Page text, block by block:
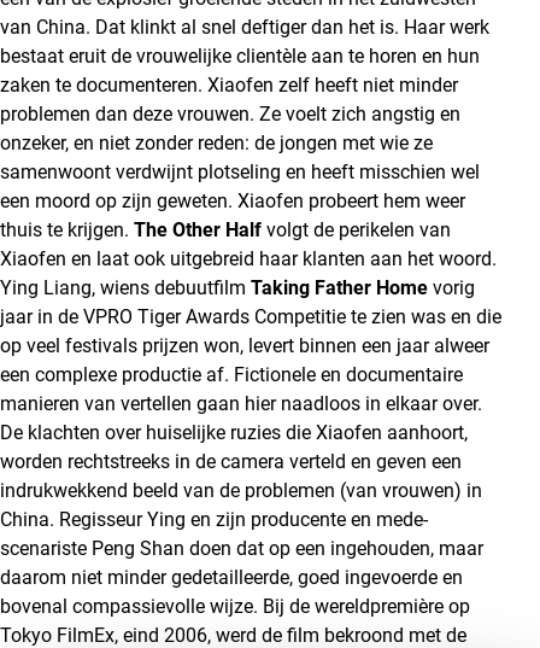
van China. Dat klinkt al snel deftiger dan het is. Haar werk
bestaat eruit de vrouwelijke clientèle aan te horen en hun
zaken te documenteren. Xiaofen zelf heeft niet minder
problemen dan deze vrouwen. Ze voelt zich angstig en
onzeker, en niet zonder reden: de jongen met wie ze
samenwoont verdwijnt plotseling en heeft misschien wel
een moord op zijn geweten. Xiaofen probeert hem weer
thuis te krijgen. The Other Half volgt de perikelen van
Xiaofen en laat ook uitgebreid haar klanten aan het woord.
Ying Liang, wiens debuutfilm Taking Father Home vorig
jaar in de VPRO Tiger Awards Competitie te zien was en die
op veel festivals prijzen won, levert binnen een jaar alweer
een complexe productie af. Fictionele en documentaire
manieren van vertellen gaan hier naadloos in elkaar over.
De klachten over huiselijke ruzies die Xiaofen aanhoort,
worden rechtstreeks in de camera verteld en geven een
indrukwekkend beeld van de problemen (van vrouwen) in
China. Regisseur Ying en zijn producente en mede-
scenariste Peng Shan doen dat op een ingehouden, maar
daarom niet minder gedetailleerde, goed ingevoerde en
bovenal compassievolle wijze. Bij de wereldpremière op
Tokyo FilmEx, eind 2006, werd de film bekroond met de